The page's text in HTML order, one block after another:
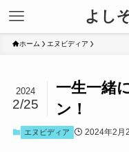
よし
ホーム エヌビディア
一生一緒
ン！
2024
2/25
エヌビディア 2024年2月